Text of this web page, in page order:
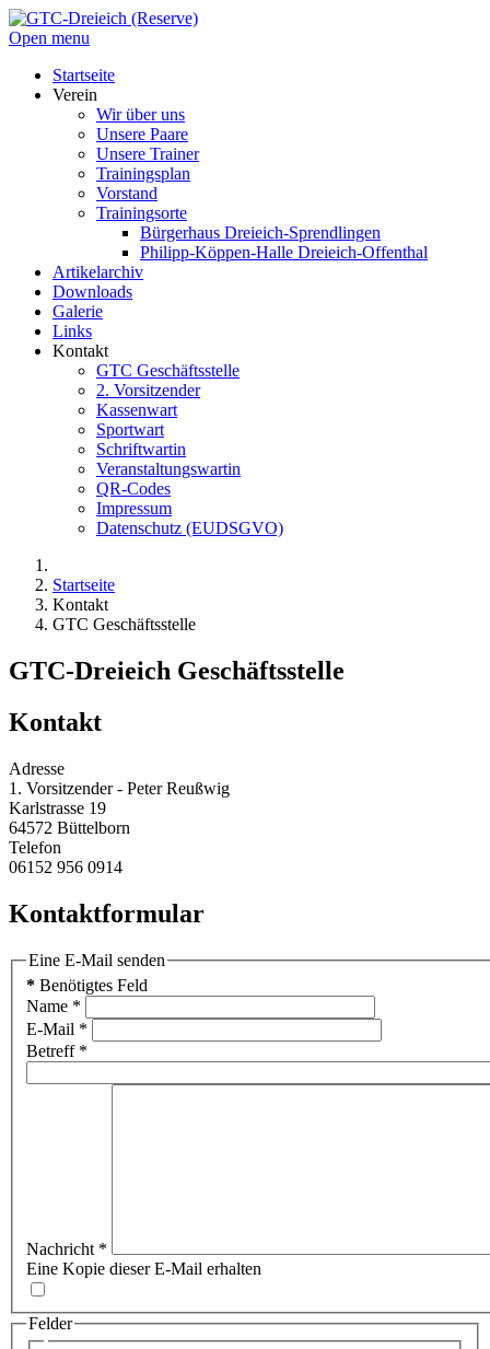
Open menu
Startseite
Verein
Wir über uns
Unsere Paare
Unsere Trainer
Trainingsplan
Vorstand
Trainingsorte
Bürgerhaus Dreieich-Sprendlingen
Philipp-Köppen-Halle Dreieich-Offenthal
Artikelarchiv
Downloads
Galerie
Links
Kontakt
GTC Geschäftsstelle
2. Vorsitzender
Kassenwart
Sportwart
Schriftwartin
Veranstaltungswartin
QR-Codes
Impressum
Datenschutz (EUDSGVO)
Startseite
Kontakt
GTC Geschäftsstelle
GTC-Dreieich Geschäftsstelle
Kontakt
Adresse
1. Vorsitzender - Peter Reußwig
Karlstrasse 19
64572 Büttelborn
Telefon
06152 956 0914
Kontaktformular
Eine E-Mail senden
* Benötigtes Feld
Name *
E-Mail *
Betreff*
Nachricht *
Eine Kopie dieser E-Mail erhalten
Felder